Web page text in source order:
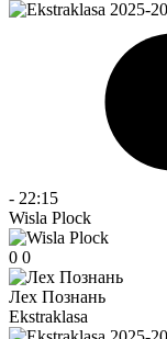
- 22:15
Wisla Plock
0 0
Лех Познань
Ekstraklasa